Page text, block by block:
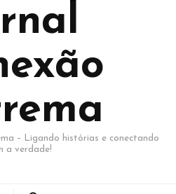
– Ligando histórias e conectando
a verdade!